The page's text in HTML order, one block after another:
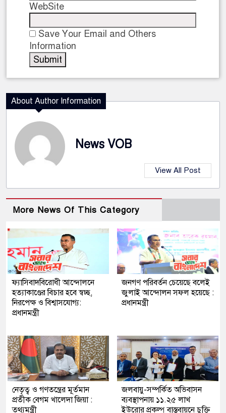
WebSite
Save Your Email and Others
Information
About Author Information
News VOB
View All Post
More News Of This Category
ফ্যাসিবাদবিরোধী আন্দোলনে
হত্যাকাণ্ডের বিচার হবে স্বচ্ছ,
নিরপেক্ষ ও বিশ্বাসযোগ্য:
প্রধানমন্ত্রী
জনগণ পরিবর্তন চেয়েছে বলেই
জুলাই আন্দোলন সফল হয়েছে :
প্রধানমন্ত্রী
নেতৃত্ব ও গণতন্ত্রের মূর্তমান
প্রতীক বেগম খালেদা জিয়া :
তথ্যমন্ত্রী
জলবায়ু-সম্পর্কিত অভিবাসন
ব্যবস্থাপনায় ১১.২৫ লাখ
ইউরোর প্রকল্প বাস্তবায়নে চুক্তি